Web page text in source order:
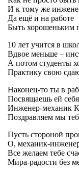
И к тому же
Да ещё и на работе
Быть хорошеньким
10 лет учится в
Вдвое меньше –
А потом студенты
Практику свою
Наконец-то ты в
Посвящаешь ей
Инженер-механик
Поздравляем мы
Пусть стороной
О, механик-
Все желаем тебе
Мира-радости без